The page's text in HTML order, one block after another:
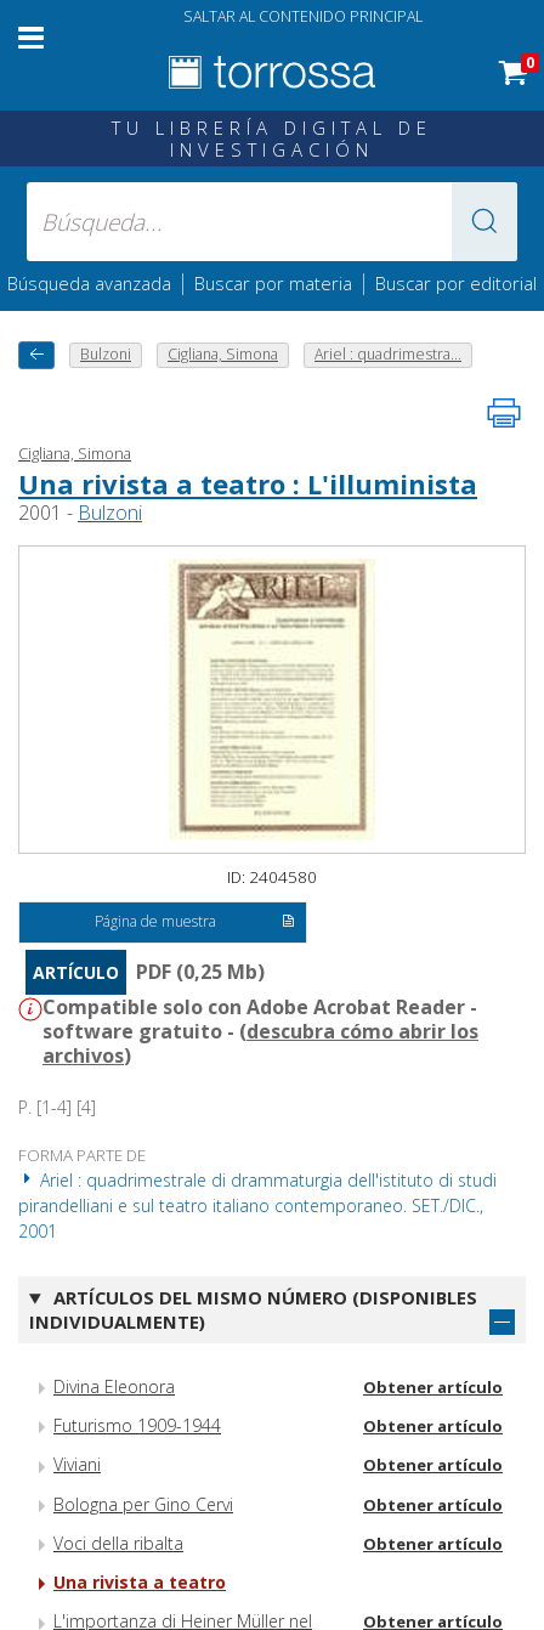
SALTAR AL CONTENIDO PRINCIPAL
0
TU LIBRERÍA DIGITAL DE
INVESTIGACIÓN
Búsqueda avanzada | Buscar por materia | Buscar por editorial
Bulzoni Cigliana, Simona Ariel : quadrimestra...
Cigliana, Simona
Una rivista a teatro : L'illuminista
2001 - Bulzoni
ID: 2404580
Página de muestra
ARTÍCULO
PDF (0,25 Mb)
Compatible solo con Adobe Acrobat Reader -
software gratuito - (descubra cómo abrir los
archivos)
P. [1-4] [4]
FORMA PARTE DE
Ariel : quadrimestrale di drammaturgia dell'istituto di studi
pirandelliani e sul teatro italiano contemporaneo. SET./DIC.,
2001
ARTÍCULOS DEL MISMO NÚMERO (DISPONIBLES
INDIVIDUALMENTE)
Divina Eleonora Obtener artículo
Futurismo 1909-1944 Obtener artículo
Viviani Obtener artículo
Bologna per Gino Cervi Obtener artículo
Voci della ribalta Obtener artículo
Una rivista a teatro
L'importanza di Heiner Müller nel
Obtener artículo